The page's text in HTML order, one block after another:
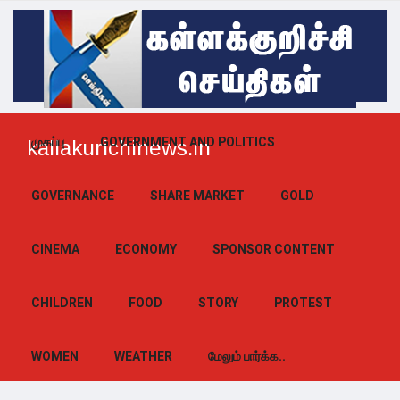
kallakurichinews.in
முகப்பு GOVERNMENT AND POLITICS
GOVERNANCE SHARE MARKET GOLD
CINEMA ECONOMY SPONSOR CONTENT
CHILDREN FOOD STORY PROTEST
WOMEN WEATHER மேலும் பார்க்க..